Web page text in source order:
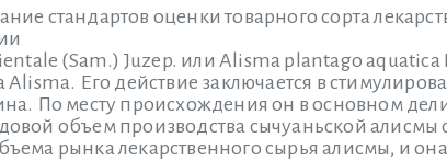
стандартов оценки товарного сорта
(Sam.) Juzep. или Alisma plantago
Alisma. Его действие заключается в
По месту происхождения он в основном
объем производства сычуаньской алисмы
рынка лекарственного сырья алисмы, и